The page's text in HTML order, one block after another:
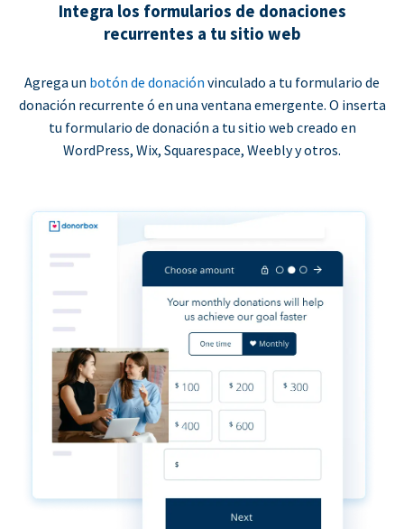
Integra los formularios de donaciones
recurrentes a tu sitio web
Agrega un botón de donación vinculado a tu formulario de
donación recurrente ó en una ventana emergente. O inserta
tu formulario de donación a tu sitio web creado en
WordPress, Wix, Squarespace, Weebly y otros.